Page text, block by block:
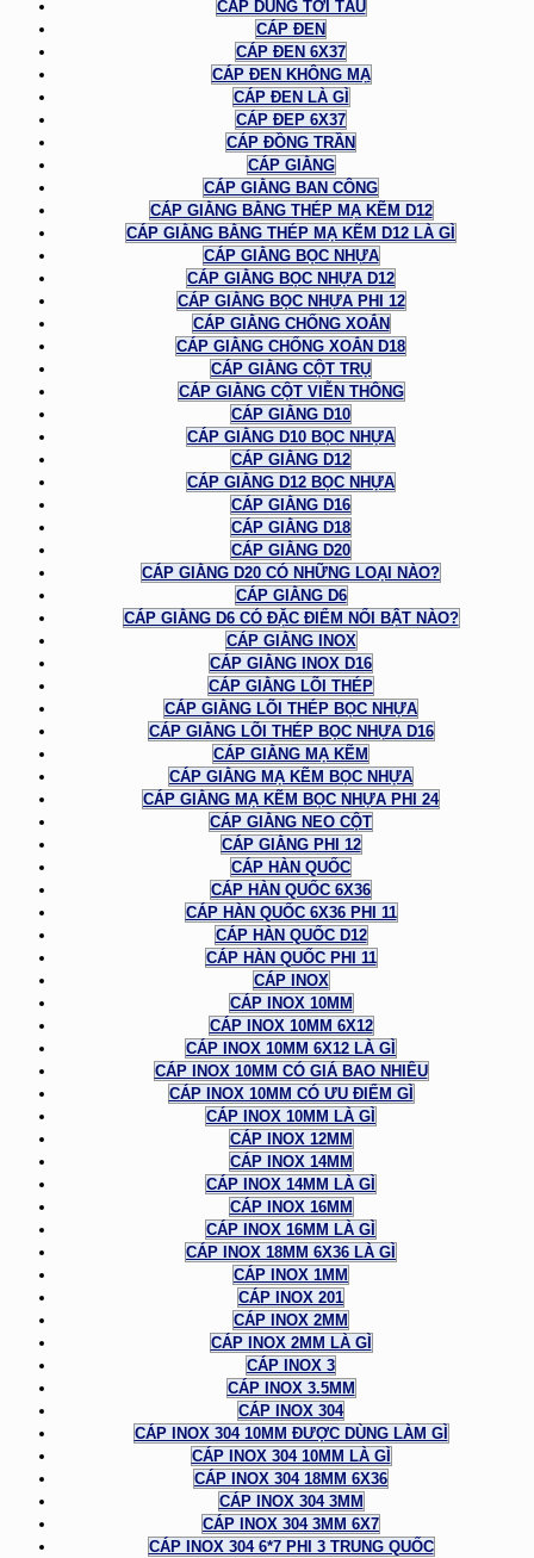
CÁP DÙNG TỜI TÀU
CÁP ĐEN
CÁP ĐEN 6X37
CÁP ĐEN KHÔNG MẠ
CÁP ĐEN LÀ GÌ
CÁP ĐEP 6X37
CÁP ĐỒNG TRẦN
CÁP GIẰNG
CÁP GIẰNG BAN CÔNG
CÁP GIẰNG BẰNG THÉP MẠ KẼM D12
CÁP GIẰNG BẰNG THÉP MẠ KẼM D12 LÀ GÌ
CÁP GIẰNG BỌC NHỰA
CÁP GIẰNG BỌC NHỰA D12
CÁP GIẰNG BỌC NHỰA PHI 12
CÁP GIẰNG CHỐNG XOẮN
CÁP GIẰNG CHỐNG XOẮN D18
CÁP GIẰNG CỘT TRỤ
CÁP GIẰNG CỘT VIỄN THÔNG
CÁP GIẰNG D10
CÁP GIẰNG D10 BỌC NHỰA
CÁP GIẰNG D12
CÁP GIẰNG D12 BỌC NHỰA
CÁP GIẰNG D16
CÁP GIẰNG D18
CÁP GIẰNG D20
CÁP GIẰNG D20 CÓ NHỮNG LOẠI NÀO?
CÁP GIẰNG D6
CÁP GIẰNG D6 CÓ ĐẶC ĐIỂM NỔI BẬT NÀO?
CÁP GIẰNG INOX
CÁP GIẰNG INOX D16
CÁP GIẰNG LÕI THÉP
CÁP GIẰNG LÕI THÉP BỌC NHỰA
CÁP GIẰNG LÕI THÉP BỌC NHỰA D16
CÁP GIẰNG MẠ KẼM
CÁP GIẰNG MẠ KẼM BỌC NHỰA
CÁP GIẰNG MẠ KẼM BỌC NHỰA PHI 24
CÁP GIẰNG NEO CỘT
CÁP GIẰNG PHI 12
CÁP HÀN QUỐC
CÁP HÀN QUỐC 6X36
CÁP HÀN QUỐC 6X36 PHI 11
CÁP HÀN QUỐC D12
CÁP HÀN QUỐC PHI 11
CÁP INOX
CÁP INOX 10MM
CÁP INOX 10MM 6X12
CÁP INOX 10MM 6X12 LÀ GÌ
CÁP INOX 10MM CÓ GIÁ BAO NHIÊU
CÁP INOX 10MM CÓ ƯU ĐIỂM GÌ
CÁP INOX 10MM LÀ GÌ
CÁP INOX 12MM
CÁP INOX 14MM
CÁP INOX 14MM LÀ GÌ
CÁP INOX 16MM
CÁP INOX 16MM LÀ GÌ
CÁP INOX 18MM 6X36 LÀ GÌ
CÁP INOX 1MM
CÁP INOX 201
CÁP INOX 2MM
CÁP INOX 2MM LÀ GÌ
CÁP INOX 3
CÁP INOX 3.5MM
CÁP INOX 304
CÁP INOX 304 10MM ĐƯỢC DÙNG LÀM GÌ
CÁP INOX 304 10MM LÀ GÌ
CÁP INOX 304 18MM 6X36
CÁP INOX 304 3MM
CÁP INOX 304 3MM 6X7
CÁP INOX 304 6*7 PHI 3 TRUNG QUỐC